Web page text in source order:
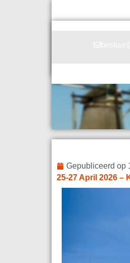
Gepubliceerd op
25-27 April 2026 –